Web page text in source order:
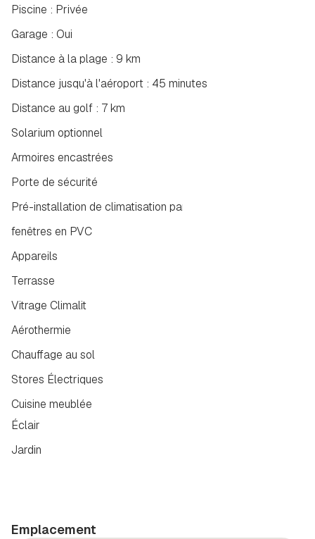
Jardin
Piscine : Privée
Garage : Oui
Distance à la plage : 9 km
Distance jusqu'à l'aéroport : 45 minutes
Distance au golf : 7 km
Solarium optionnel
Armoires encastrées
Porte de sécurité
Pré-installation de climatisation par conduits
fenêtres en PVC
Appareils
Terrasse
Vitrage Climalit
Aérothermie
Chauffage au sol
Stores Électriques
Cuisine meublée
Éclair
Emplacement